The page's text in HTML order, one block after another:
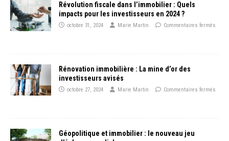
Révolution fiscale dans l’immobilier : Quels
impacts pour les investisseurs en 2024 ?
octobre 31, 2024 Marie Martin Commentaires fermés
Rénovation immobilière : La mine d’or des
investisseurs avisés
octobre 27, 2024 Marie Martin Commentaires fermés
Géopolitique et immobilier : le nouveau jeu